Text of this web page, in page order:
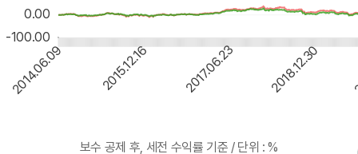
0.00
-100.00
2014.06.09 2015.12.16 2017.06.23 2018.12.30